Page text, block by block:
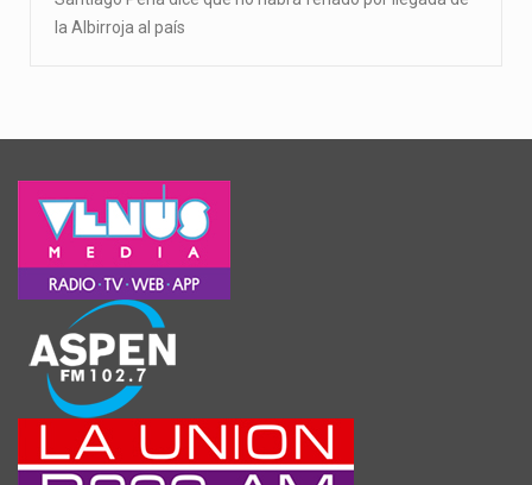
la Albirroja al país